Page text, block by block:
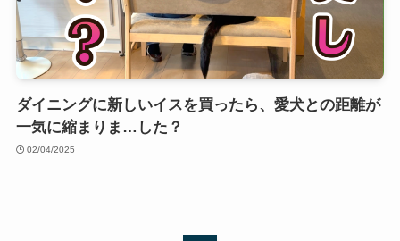
ダイニングに新しいイスを買ったら、愛犬との距離が
一気に縮まりま…した？
02/04/2025